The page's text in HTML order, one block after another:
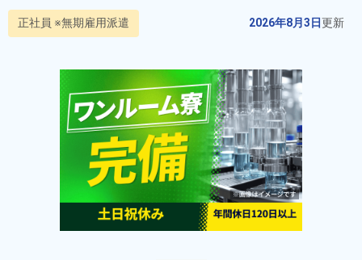
正社員 ※無期雇用派遣 2026年8月3日更新